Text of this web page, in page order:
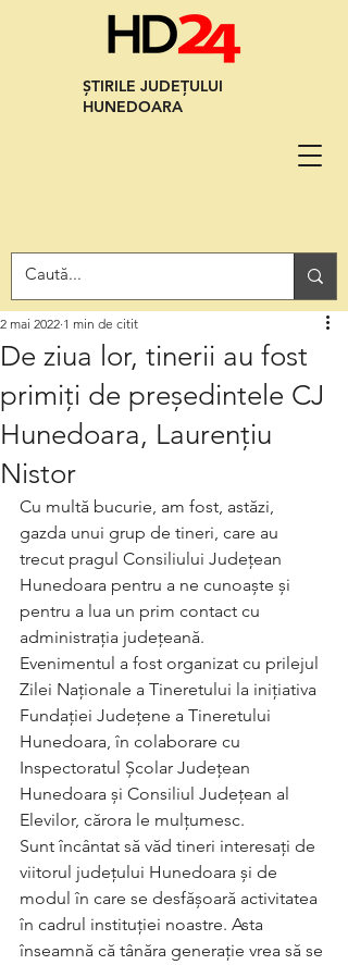
ȘTIRILE JUDEȚULUI
HUNEDOARA
De ziua lor, tinerii au fost
primiți de președintele CJ
Hunedoara, Laurențiu
Nistor
2 mai 2022 1 min de citit
Cu multă bucurie, am fost, astăzi,
gazda unui grup de tineri, care au
trecut pragul Consiliului Județean
Hunedoara pentru a ne cunoaște și
pentru a lua un prim contact cu
administrația județeană.
Evenimentul a fost organizat cu prilejul
Zilei Naționale a Tineretului la inițiativa
Fundației Județene a Tineretului
Hunedoara, în colaborare cu
Inspectoratul Școlar Județean
Hunedoara și Consiliul Județean al
Elevilor, cărora le mulțumesc.
Sunt încântat să văd tineri interesați de
viitorul județului Hunedoara și de
modul în care se desfășoară activitatea
în cadrul instituției noastre. Asta
înseamnă că tânăra generație vrea să se